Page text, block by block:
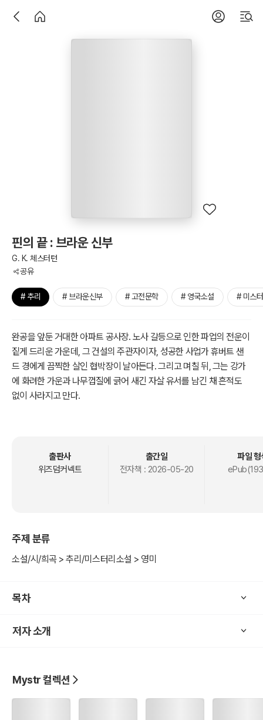
핀의 끝 : 브라운 신부
G. K. 체스터턴
공유
# 추리 # 브라운신부 # 고전문학 # 영국소설 # 미스
완공을 앞둔 거대한 아파트 공사장. 노사 갈등으로 인한 파업의 전운이
짙게 드리운 가운데, 그 건설의 주관자이자, 성공한 사업가 휴버트 샌
드 경에게 끔찍한 살인 협박장이 날아든다. 그리고 며칠 뒤, 그는 강가
에 화려한 가운과 나무껍질에 긁어 새긴 자살 유서를 남긴 채 흔적도
없이 사라지고 만다.
은 영국의 작가이자 사상가, 신학자, 예술 비평가이다. 그는 시와 소설,
문학, 예술 비평 등에서 다양한 작품을 집필했으나, 정작 본인은 주업
출판사
위즈덤커넥트
출간일
전자책 : 2026-05-20
파일 형
주제 분류
소설/시/희곡 > 추리/미스터리소설 > 영미
목차
저자 소개
Mystr 컬렉션